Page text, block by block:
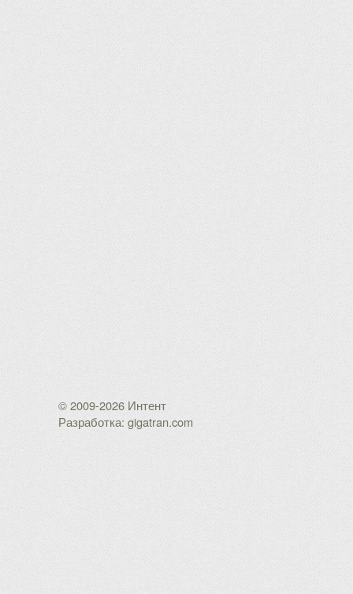
© 2009-2026 Интент
Разработка: gigatran.com